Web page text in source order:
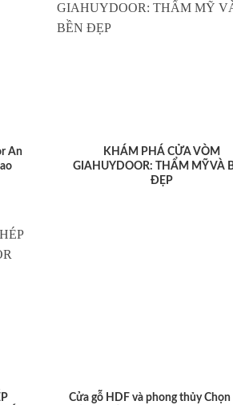
An
KHÁM PHÁ CỬA VÒM
GIAHUYDOOR: THẨM MỸ VÀ
ĐẸP
Cửa gỗ HDF và phong thủy Chọn